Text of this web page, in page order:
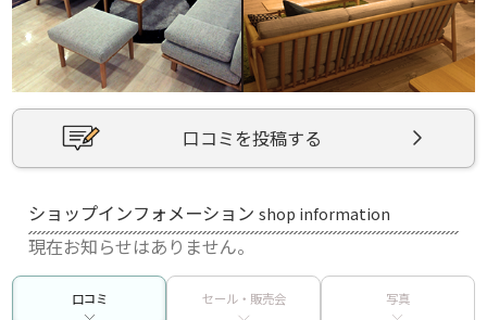
口コミを投稿する
ショップインフォメーションshop information
現在お知らせはありません。
口コミ セール・販売会 写真